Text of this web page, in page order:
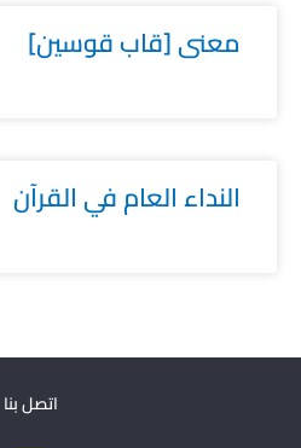
معنى [قاب قوسين]
النداء العام في القرآن
اتصل بنا